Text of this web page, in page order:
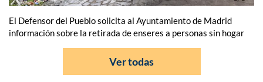
El Defensor del Pueblo solicita al Ayuntamiento de Madrid
información sobre la retirada de enseres a personas sin hogar
Ver todas